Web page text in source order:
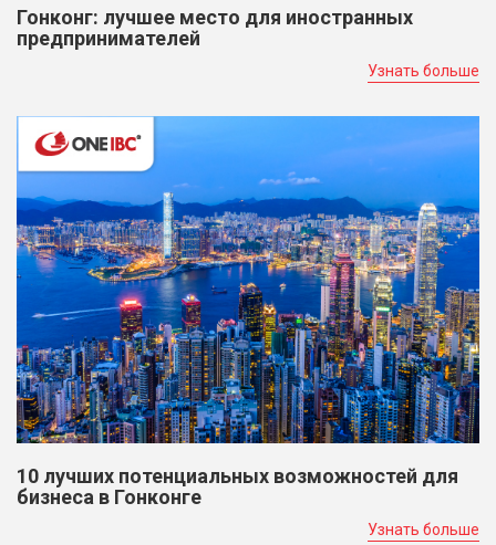
Гонконг: лучшее место для иностранных
предпринимателей
Узнать больше
10 лучших потенциальных возможностей для
бизнеса в Гонконге
Узнать больше